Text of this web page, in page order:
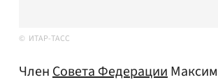
ИТАР-ТАСС
ЧленСовета ФедерацииМаксим